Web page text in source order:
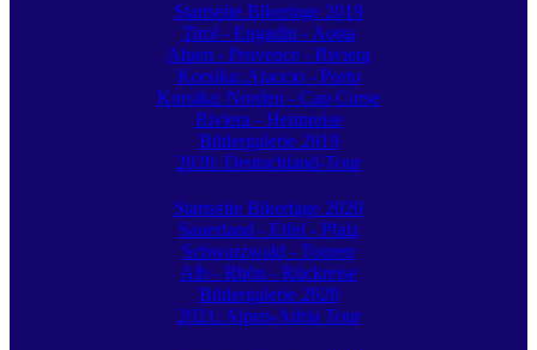
Startseite Bikertage 2019
Tirol - Engadin - Aosta
Alpen - Provence - Riviera
Korsika: Ajaccio - Porto
Korsika: Norden - Cap Corse
Riviera - Heimreise
Bildergalerie 2019
2020: Deutschland-Tour
Startseite Bikertage 2020
Sauerland - Eifel - Pfalz
Schwarzwald - Touren
Alb - Rhön - Rückreise
Bildergalerie 2020
2021: Alpen-Adria Tour